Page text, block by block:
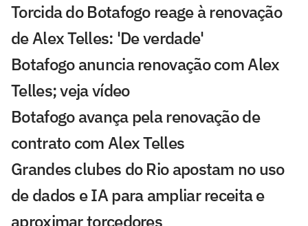
Torcida do Botafogo reage à renovação
de Alex Telles: 'De verdade'
Botafogo anuncia renovação com Alex
Telles; veja vídeo
Botafogo avança pela renovação de
contrato com Alex Telles
Grandes clubes do Rio apostam no uso
de dados e IA para ampliar receita e
aproximar torcedores